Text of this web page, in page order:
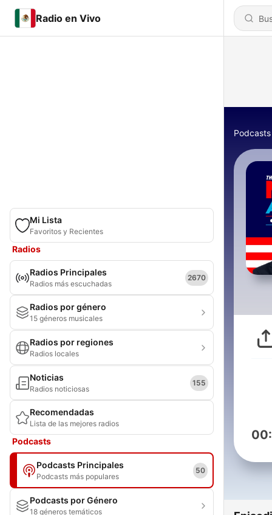
Radio en Vivo
Mi Lista
Favoritos y Recientes
Radios
Radios Principales
Radios más escuchadas
2670
Radios por género
15 géneros musicales
Radios por regiones
Radios locales
Noticias
Radios noticiosas
155
Recomendadas
Lista de las mejores radios
Podcasts
Podcasts Principales
Podcasts más populares
50
Podcasts por Género
18 géneros temáticos
Podcasts